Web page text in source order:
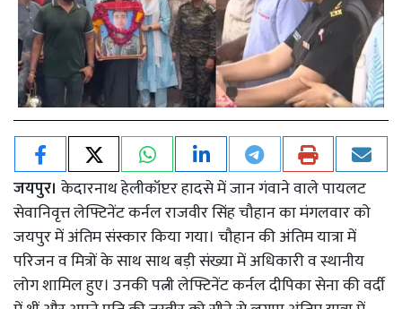
जयपुर। केदारनाथ हेलीकॉप्टर हादसे में जान गंवाने वाले पायलट
सेवानिवृत्त लेफ्टिनेंट कर्नल राजवीर सिंह चौहान का मंगलवार को
जयपुर में अंतिम संस्कार किया गया। चौहान की अंतिम यात्रा में
परिजन व मित्रों के साथ साथ बड़ी संख्या में अधिकारी व स्थानीय
लोग शामिल हुए। उनकी पत्नी लेफ्टिनेंट कर्नल दीपिका सेना की वर्दी